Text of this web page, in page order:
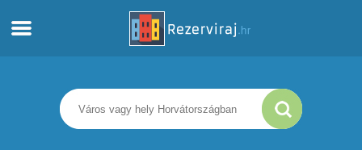
Apartmanok